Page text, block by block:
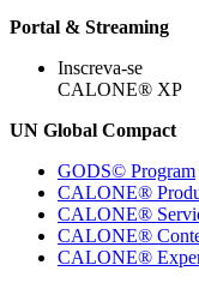
Portal & Streaming
Inscreva-se
CALONE® XP
UN Global Compact
GODS© Program
CALONE®
CALONE®
CALONE®
CALONE®